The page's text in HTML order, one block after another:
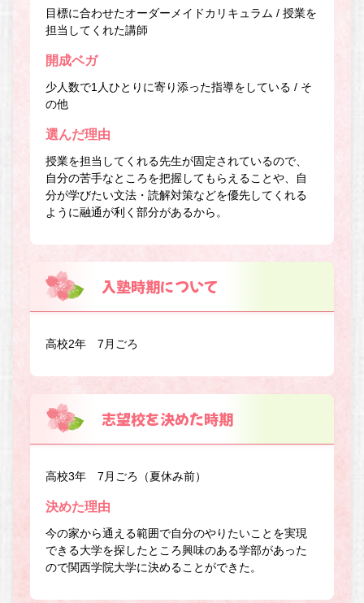
目標に合わせたオーダーメイドカリキュラム / 授業を
担当してくれた講師
開成ベガ
少人数で1人ひとりに寄り添った指導をしている / そ
の他
選んだ理由
授業を担当してくれる先生が固定されているので、
自分の苦手なところを把握してもらえることや、自
分が学びたい文法・読解対策などを優先してくれる
ように融通が利く部分があるから。
入塾時期について
高校2年 7月ごろ
志望校を決めた時期
高校3年 7月ごろ（夏休み前）
決めた理由
今の家から通える範囲で自分のやりたいことを実現
できる大学を探したところ興味のある学部があった
ので関西学院大学に決めることができた。